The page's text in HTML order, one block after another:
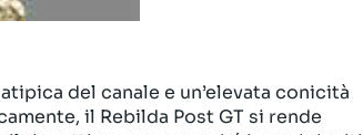
del canale e un’elevata conicità
il Rebilda Post GT si rende